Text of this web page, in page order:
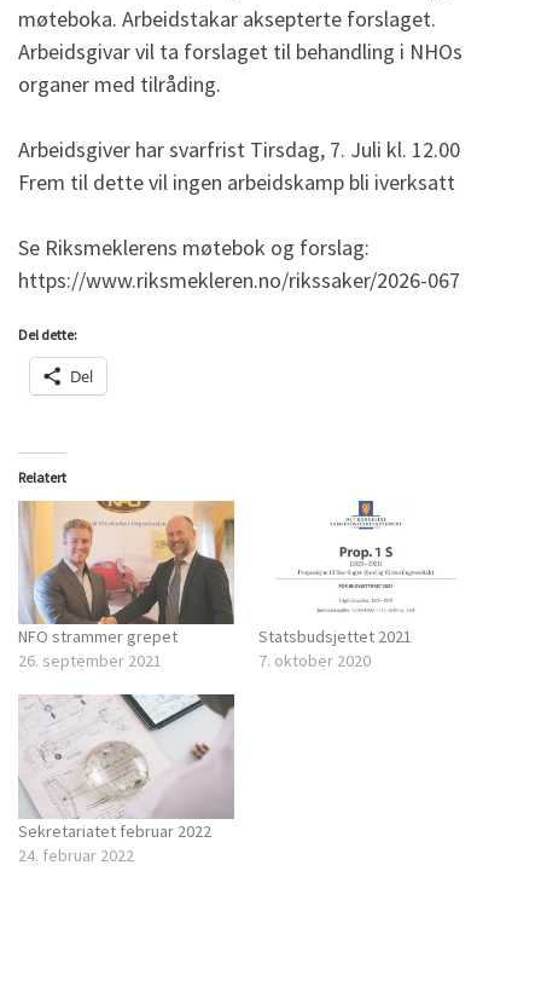
møteboka. Arbeidstakar aksepterte forslaget.
Arbeidsgivar vil ta forslaget til behandling i NHOs
organer med tilråding.
Arbeidsgiver har svarfrist Tirsdag, 7. Juli kl. 12.00
Frem til dette vil ingen arbeidskamp bli iverksatt
Se Riksmeklerens møtebok og forslag:
https://www.riksmekleren.no/rikssaker/2026-067
Del dette:
Del
Relatert
NFO strammer grepet
26. september 2021
Statsbudsjettet 2021
7. oktober 2020
Sekretariatet februar 2022
24. februar 2022